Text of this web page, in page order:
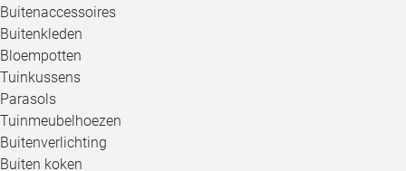
Buitenaccessoires
Buitenkleden
Bloempotten
Tuinkussens
Parasols
Tuinmeubelhoezen
Buitenverlichting
Buiten koken